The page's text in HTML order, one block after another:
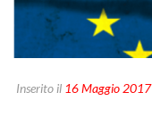
Inserito il 16 Maggio 2017